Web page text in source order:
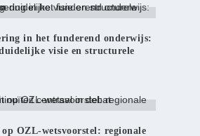
in het funderend onderwijs:
visie en structurele
OZL-wetsvoorstel: regionale